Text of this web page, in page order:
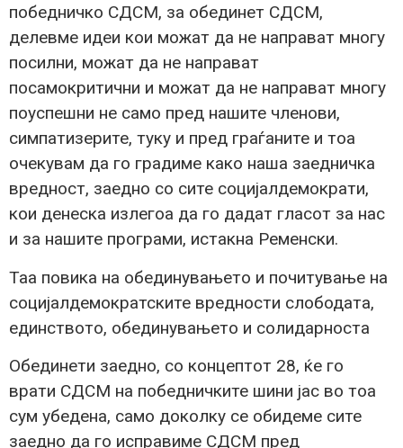
победничко СДСМ, за обединет СДСМ,
делевме идеи кои можат да не направат многу
посилни, можат да не направат
посамокритични и можат да не направат многу
поуспешни не само пред нашите членови,
симпатизерите, туку и пред граѓаните и тоа
очекувам да го градиме како наша заедничка
вредност, заедно со сите социјалдемократи,
кои денеска излегоа да го дадат гласот за нас
и за нашите програми, истакна Ременски.
Таа повика на обединувањето и почитување на
социјалдемократските вредности слободата,
единството, обединувањето и солидарноста
Обединети заедно, со концептот 28, ќе го
врати СДСМ на победничките шини јас во тоа
сум убедена, само доколку се обидеме сите
заедно да го исправиме СДСМ пред